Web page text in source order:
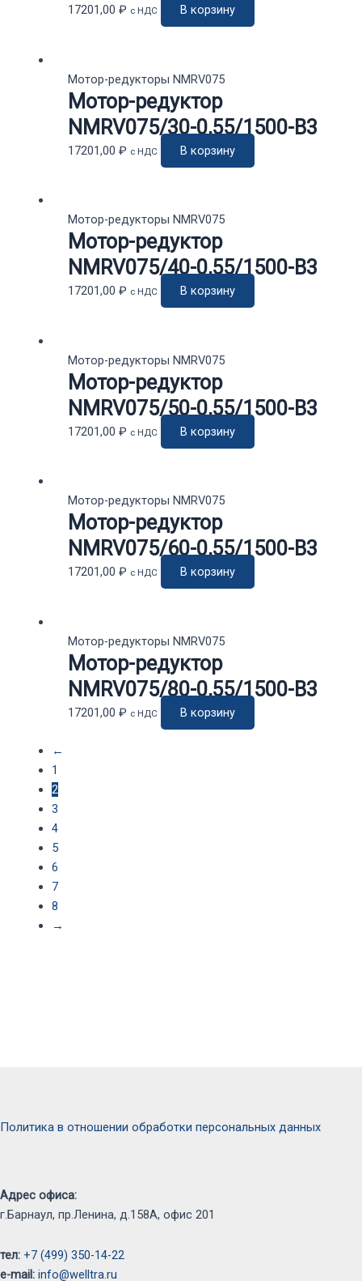
17201,00 ₽ с НДС В корзину
Мотор-редукторы NMRV075
Мотор-редуктор
NMRV075/30-0,55/1500-B3
17201,00 ₽ с НДС В корзину
Мотор-редукторы NMRV075
Мотор-редуктор
NMRV075/40-0,55/1500-В3
17201,00 ₽ с НДС В корзину
Мотор-редукторы NMRV075
Мотор-редуктор
NMRV075/50-0,55/1500-B3
17201,00 ₽ с НДС В корзину
Мотор-редукторы NMRV075
Мотор-редуктор
NMRV075/60-0,55/1500-В3
17201,00 ₽ с НДС В корзину
Мотор-редукторы NMRV075
Мотор-редуктор
NMRV075/80-0,55/1500-В3
17201,00 ₽ с НДС В корзину
←
1
2
3
4
5
6
7
8
→
Политика в отношении обработки персональных данных
Адрес офиса:
г.Барнаул, пр.Ленина, д.158А, офис 201
тел: +7 (499) 350-14-22
e-mail: info@welltra.ru